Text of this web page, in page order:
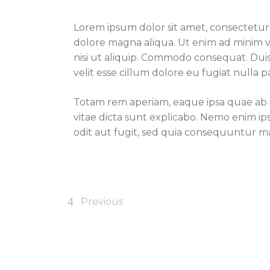
Sport/hobby
Ziekenhuis
Huisarts
Sport/hobby
Ziekenhuis
Huisarts
Lorem ipsum dolor sit amet,
dolore magna aliqua. Ut enim ad minim
nisi ut aliquip. Commodo consequat.
velit esse cillum dolore eu fugiat nulla
Totam rem aperiam, eaque ipsa quae
vitae dicta sunt explicabo. Nemo enim
odit aut fugit, sed quia consequuntur
Previous